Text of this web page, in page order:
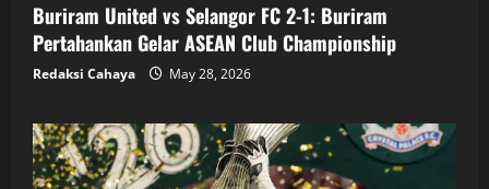
Buriram United vs Selangor FC 2-1: Buriram
Pertahankan Gelar ASEAN Club Championship
Redaksi Cahaya May 28, 2026